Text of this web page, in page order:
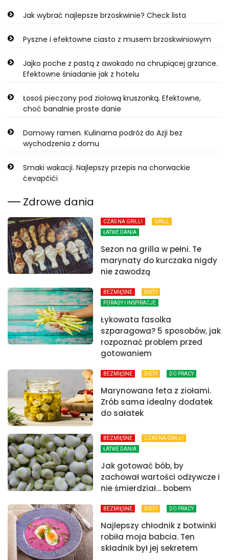
Jak wybrać najlepsze brzoskwinie? Check lista
Pyszne i efektowne ciasto z musem brzoskwiniowym
Jajko poche z pastą z awokado na chrupiącej grzance.
Efektowne śniadanie jak z hotelu
Łosoś pieczony pod ziołową kruszonką. Efektowne,
choć banalnie proste danie
Domowy ramen. Kulinarna podróż do Azji bez
wychodzenia z domu
Smaki wakacji. Najlepszy przepis na chorwackie
ćevapčići
Zdrowe dania
CZAS NA GRILL!
GRILL
ŁATWE DANIA
Sezon na grilla w pełni. Te
marynaty do kurczaka nigdy
nie zawodzą
BEZMIĘSNE
DIETY
PORADY I INSPIRACJE
Łykowata fasolka
szparagowa? 5 sposobów, jak
rozpoznać problem przed
gotowaniem
BEZMIĘSNE DIETY DO PRACY
Marynowana feta z ziołami.
Zrób sama idealny dodatek
do sałatek
BEZMIĘSNE
CZAS NA GRILL!
ŁATWE DANIA
Jak gotować bób, by
zachował wartości odżywcze i
nie śmierdział… bobem
BEZMIĘSNE DIETY DO PRACY
Najlepszy chłodnik z botwinki
robiła moja babcia. Ten
składnik był jej sekretem